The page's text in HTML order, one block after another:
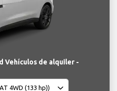
Vehículos de alquiler -